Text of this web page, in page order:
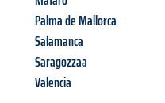
Palma de Mallorca
Salamanca
Saragozzaa
Valencia